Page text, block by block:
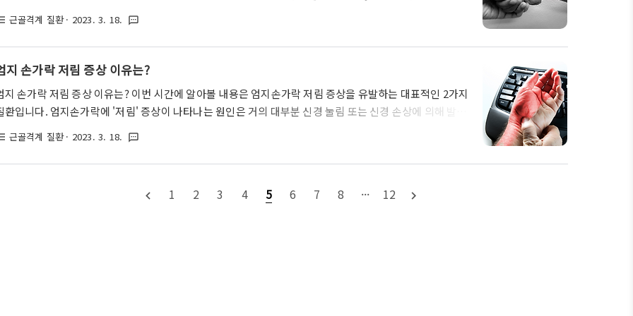
염은 현대인들에게 매우 흔하게 나타나는 손목 질환 중 하나입니다. 그러면 지금부터 손목 건초염에 대해서 자
히 알아보도록 하겠습니다. 손목 건초염(드퀘르벵 증후군) 손목 건초염은 손목에서 엄지손가락으로 이어지
두 개의 힘줄에 염증이 발생하여 통증을 일으키는 질환을 말합니다. 보다 정확히 설명드리자면, 힘줄을 감
근골격계 질환 · 2023. 3. 18. textsms
지 손가락 저림 증상 이유는?
지 손가락 저림 증상 이유는? 이번 시간에 알아볼 내용은 엄지손가락 저림 증상을 유발하는 대표적인 2가지
환입니다. 엄지손가락에 '저림' 증상이 나타나는 원인은 거의 대부분 신경 눌림 또는 신경 손상에 의해 발생
상과 함께 통증을 동반할 확률이 높으니 글 가장 하단에 '엄지손가락 통증'과 관련한 링크로 이동하시면 됩니
. 부상 없이 그저 엄지손가락 저림 증상만 나타나는 분들은 해당 글을 쭉 읽으시면 되겠습니다. 수근관 증후
증후군입니다. 해당 질환은 팔뚝에서 손으로 이어지는 '정중신경'이라는..
근골격계 질환 · 2023. 3. 18. textsms
navigate_before 1 2 3 4 5 6 7 8 ··· 12 navigate_next